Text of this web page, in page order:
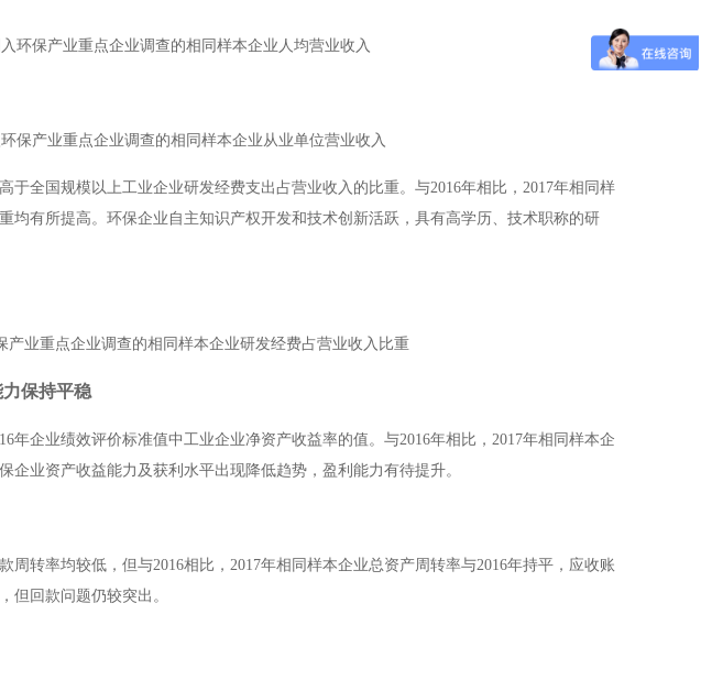
环保产业重点企业调查的相同样本企业人均营业收入
保产业重点企业调查的相同样本企业从业单位营业收入
于全国规模以上工业企业研发经费支出占营业收入的比重。与2016年相比， 2017年相同样
均有所提高。环保企业自主知识产权开发和技术创新活跃，具有高学历、技术职称的研
产业重点企业调查的相同样本企业研发经费占营业收入比重
保持平稳
年企业绩效评价标准值中工业企业净资产收益率的值。与2016年相比， 2017年相同样本企
业资产收益能力及获利水平出现降低趋势，盈利能力有待提升。
周转率均较低，但与2016相比， 2017年相同样本企业总资产周转率与2016年持平，应收账
但回款问题仍较突出。